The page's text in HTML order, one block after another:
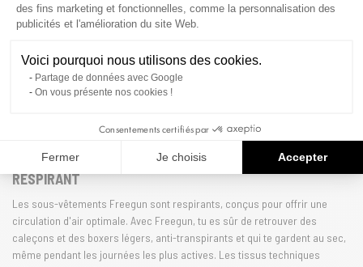
CONFORT
caleçons et boxers un confort irréprochable au quotidien. Grâce à
l'innovation de la marque, Freegun combine légèreté et durabilité, pour
que chaque pièce soit agréable à porter, toute la journée. Les matériaux
garantissant une sensation de fraîcheur, même lors des journées les plus
chaudes.
RESPIRANT
Les sous-vêtements Freegun sont respirants, conçus pour offrir une
circulation d'air optimale. Avec Freegun, tu es sûr de retrouver des
caleçons et des boxers légers, anti-transpirants et qui te gardent au sec,
même pendant les journées les plus actives. Les tissus techniques
des fins marketing et fonctionnelles, comme la personnalisation des
publicités et l'amélioration du site Web.
Voici pourquoi nous utilisons des cookies.
Partage de données avec Google
On vous présente nos cookies !
Consentements certifiés par
Fermer Je choisis Accepter
Axeptio consent